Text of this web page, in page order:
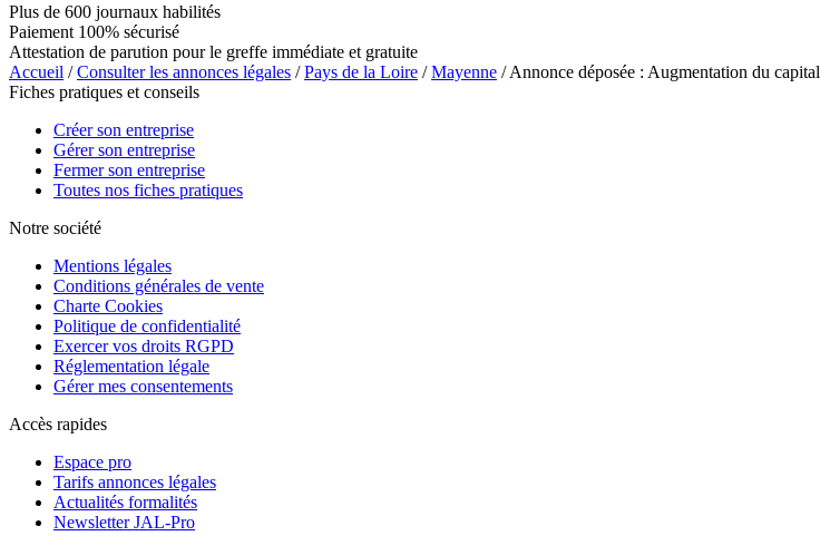
Plus de 600 journaux habilités
Paiement 100% sécurisé
Attestation de parution pour le greffe immédiate et gratuite
Accueil /Consulter les annonces légales /Pays de la Loire /Mayenne / Annonce déposée : Augmentation du capital
Fiches pratiques et conseils
Créer son entreprise
Gérer son entreprise
Fermer son entreprise
Toutes nos fiches pratiques
Notre société
Mentions légales
Conditions générales de vente
Charte Cookies
Politique de confidentialité
Exercer vos droits RGPD
Réglementation légale
Gérer mes consentements
Accès rapides
Espace pro
Tarifs annonces légales
Actualités formalités
Newsletter JAL-Pro